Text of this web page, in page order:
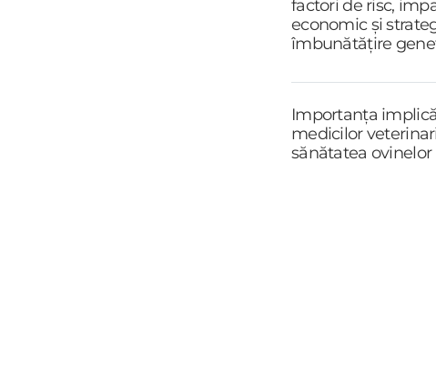
factori de risc,
economic și
îmbunătățire
Importanța
medicilor
sănătatea ovinelor